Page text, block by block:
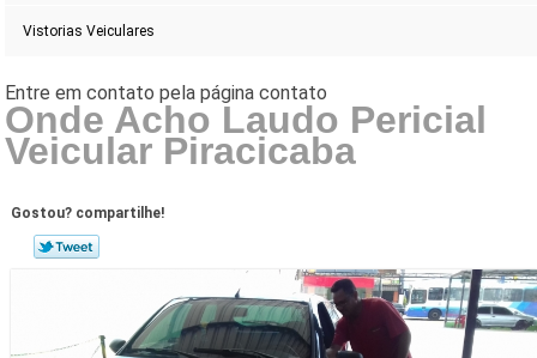
Vistorias Veiculares
Onde Acho Laudo Pericial
Veicular Piracicaba
Gostou? compartilhe!